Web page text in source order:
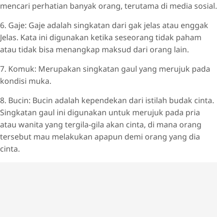
mencari perhatian banyak orang, terutama di media sosial.
6. Gaje: Gaje adalah singkatan dari gak jelas atau enggak
Jelas. Kata ini digunakan ketika seseorang tidak paham
atau tidak bisa menangkap maksud dari orang lain.
7. Komuk: Merupakan singkatan gaul yang merujuk pada
kondisi muka.
8. Bucin: Bucin adalah kependekan dari istilah budak cinta.
Singkatan gaul ini digunakan untuk merujuk pada pria
atau wanita yang tergila-gila akan cinta, di mana orang
tersebut mau melakukan apapun demi orang yang dia
cinta.